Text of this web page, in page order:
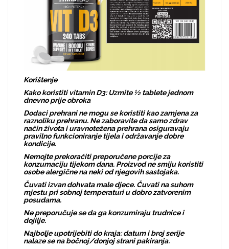
Korištenje
Kako koristiti vitamin D3: Uzmite ½ tablete jednom
dnevno prije obroka
Dodaci prehrani ne mogu se koristiti kao zamjena za
raznoliku prehranu. Ne zaboravite da samo zdrav
način života i uravnotežena prehrana osiguravaju
pravilno funkcioniranje tijela i održavanje dobre
kondicije.
Nemojte prekoračiti preporučene porcije za
konzumaciju tijekom dana. Proizvod ne smiju koristiti
osobe alergične na neki od njegovih sastojaka.
Čuvati izvan dohvata male djece. Čuvati na suhom
mjestu pri sobnoj temperaturi u dobro zatvorenim
posudama.
Ne preporučuje se da ga konzumiraju trudnice i
dojilje.
Najbolje upotrijebiti do kraja: datum i broj serije
nalaze se na bočnoj/donjoj strani pakiranja.